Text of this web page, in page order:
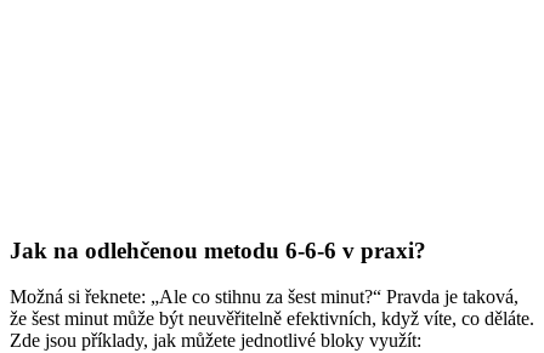
Jak na odlehčenou metodu 6-6-6 v praxi?
Možná si řeknete: „Ale co stihnu za šest minut?“ Pravda je taková,
že šest minut může být neuvěřitelně efektivních, když víte, co děláte.
Zde jsou příklady, jak můžete jednotlivé bloky využít: